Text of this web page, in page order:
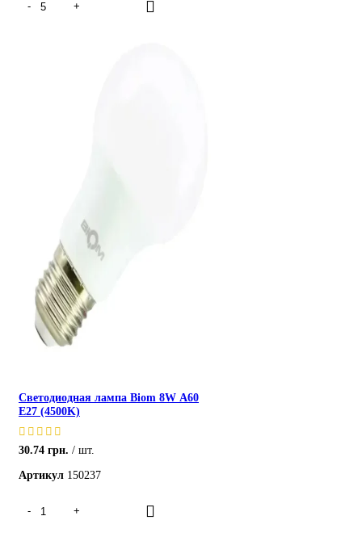
Светодиодная лампа Biom 8W А60
E27 (4500K)
30.74 грн.
шт.
Артикул 150237